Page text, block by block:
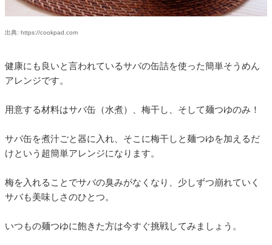
出典: https://cookpad.com
健康にも良いと言われているサバの缶詰を使った簡単そうめん
アレンジです。
用意する材料はサバ缶（水煮）、梅干し、そして麺つゆのみ！
サバ缶を煮汁ごと器に入れ、そこに梅干しと麺つゆを加えるだ
けという超簡単アレンジになります。
梅を入れることでサバの臭みがなくなり、少しずつ崩れていく
サバも美味しさのひとつ。
いつもの麺つゆに飽きた方は今すぐ挑戦してみましょう。